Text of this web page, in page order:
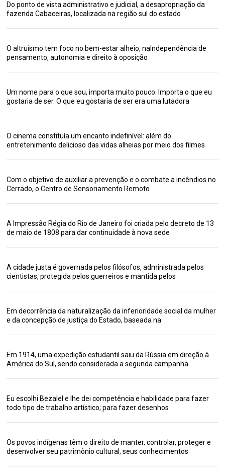
Do ponto de vista administrativo e judicial, a desapropriação da
fazenda Cabaceiras, localizada na região sul do estado
O altruísmo tem foco no bem-estar alheio, naIndependência de
pensamento, autonomia e direito à oposição
Um nome para o que sou, importa muito pouco. Importa o que eu
gostaria de ser. O que eu gostaria de ser era uma lutadora
O cinema constituía um encanto indefinível: além do
entretenimento delicioso das vidas alheias por meio dos filmes
Com o objetivo de auxiliar a prevenção e o combate a incêndios no
Cerrado, o Centro de Sensoriamento Remoto
A Impressão Régia do Rio de Janeiro foi criada pelo decreto de 13
de maio de 1808 para dar continuidade à nova sede
A cidade justa é governada pelos filósofos, administrada pelos
cientistas, protegida pelos guerreiros e mantida pelos
Em decorrência da naturalização da inferioridade social da mulher
e da concepção de justiça do Estado, baseada na
Em 1914, uma expedição estudantil saiu da Rússia em direção à
América do Sul, sendo considerada a segunda campanha
Eu escolhi Bezalel e lhe dei competência e habilidade para fazer
todo tipo de trabalho artístico; para fazer desenhos
Os povos indígenas têm o direito de manter, controlar, proteger e
desenvolver seu patrimônio cultural, seus conhecimentos